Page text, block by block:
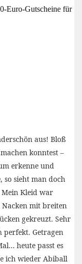
Euro-Gutscheine für
aus! Bloß
konntest –
erkenne und
so sieht man doch
Kleid war
mit breiten
gekreuzt. Sehr
perfekt. Getragen
heute passt es
ich wieder Abiball